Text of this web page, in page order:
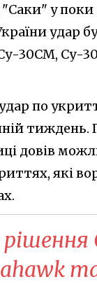
"Саки" у
удар
30СМ, Су-
по
тиждень.
довів
які